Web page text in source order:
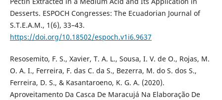
Desserts. ESPOCH Congresses: The Ecuadorian Journal of
S.T.E.A.M., 1(6), 33–43.
https://doi.org/10.18502/espoch.v1i6.9637
Resosemito, F. S., Xavier, T. A. L., Sousa, I. V. de O., Rojas, M.
O. A. I., Ferreira, F. das C. da S., Bezerra, M. do S. dos S.,
Ferreira, D. S., & Kasantaroeno, K. G. A. (2020).
Aproveitamento Da Casca De Maracujá Na Elaboração De